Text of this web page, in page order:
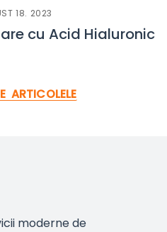
18. 2023
cu Acid Hialuronic
ARTICOLELE
moderne de